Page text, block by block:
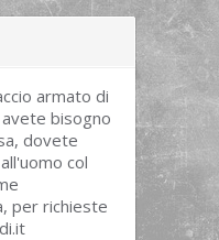
armato di
avete bisogno
dovete
col
per richieste